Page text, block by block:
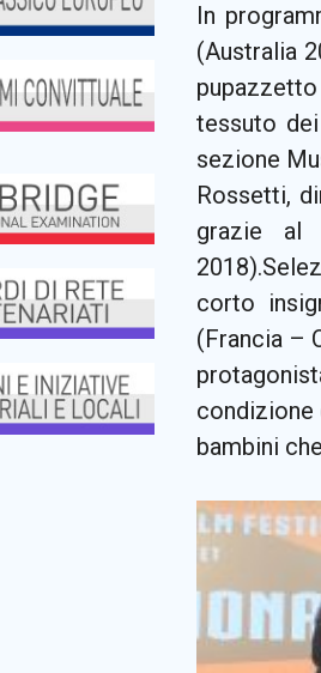
In
(Australia
tessuto
sezione
Rossetti,
grazie al
corto
(Francia –
bambini